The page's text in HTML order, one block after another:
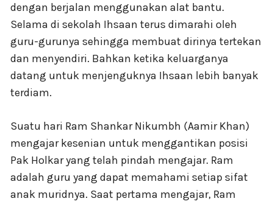
dengan berjalan menggunakan alat bantu.
Selama di sekolah Ihsaan terus dimarahi oleh
guru-gurunya sehingga membuat dirinya tertekan
dan menyendiri. Bahkan ketika keluarganya
datang untuk menjenguknya Ihsaan lebih banyak
terdiam.
Suatu hari Ram Shankar Nikumbh (Aamir Khan)
mengajar kesenian untuk menggantikan posisi
Pak Holkar yang telah pindah mengajar. Ram
adalah guru yang dapat memahami setiap sifat
anak muridnya. Saat pertama mengajar, Ram